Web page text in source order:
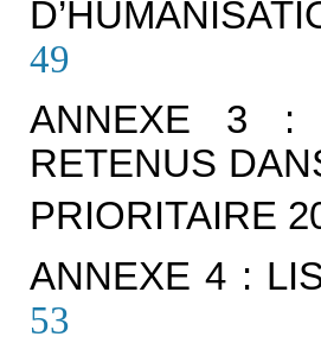
49
ANNEXE 3 :
RETENUS
PRIORITAIRE
ANNEXE 4 :
53